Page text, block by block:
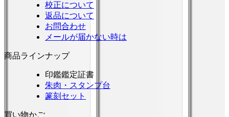
校正について
返品について
お問合わせ
メールが届かない時は
商品ラインナップ
印鑑鑑定証書
朱肉・スタンプ台
篆刻セット
買い物かご